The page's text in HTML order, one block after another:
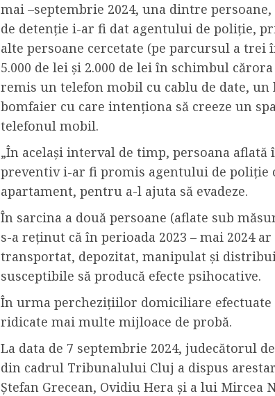
mai –septembrie 2024, una dintre
de detenție i-ar fi dat agentului de poliție,
alte persoane cercetate (pe parcursul a trei
5.000 de lei și 2.000 de lei în schimbul
remis un telefon mobil cu cablu de date, un
bomfaier cu care intenționa să creeze un
telefonul mobil.
„În același interval de timp, persoana aflată
preventiv i-ar fi promis agentului de poliție
apartament, pentru a-l ajuta să evadeze.
În sarcina a două persoane (aflate sub
s-a reținut că în perioada 2023 – mai 2024
transportat, depozitat, manipulat și
susceptibile să producă efecte psihocative.
În urma perchezițiilor domiciliare efectuate
ridicate mai multe mijloace de probă.
La data de 7 septembrie 2024, judecătorul
din cadrul Tribunalului Cluj a dispus
Ștefan Grecean, Ovidiu Hera și a lui Mircea
Dungeons & Dragons:
Onoare printre hoti, un
film ca un joc care te
cucereste de la primele
cadre
ALEXANDRU S.
4 min read
Bucatar de ocazie
Cele mai delicioase retete
cu piept de curcan
ALEXANDRU S. MAY 24, 2023